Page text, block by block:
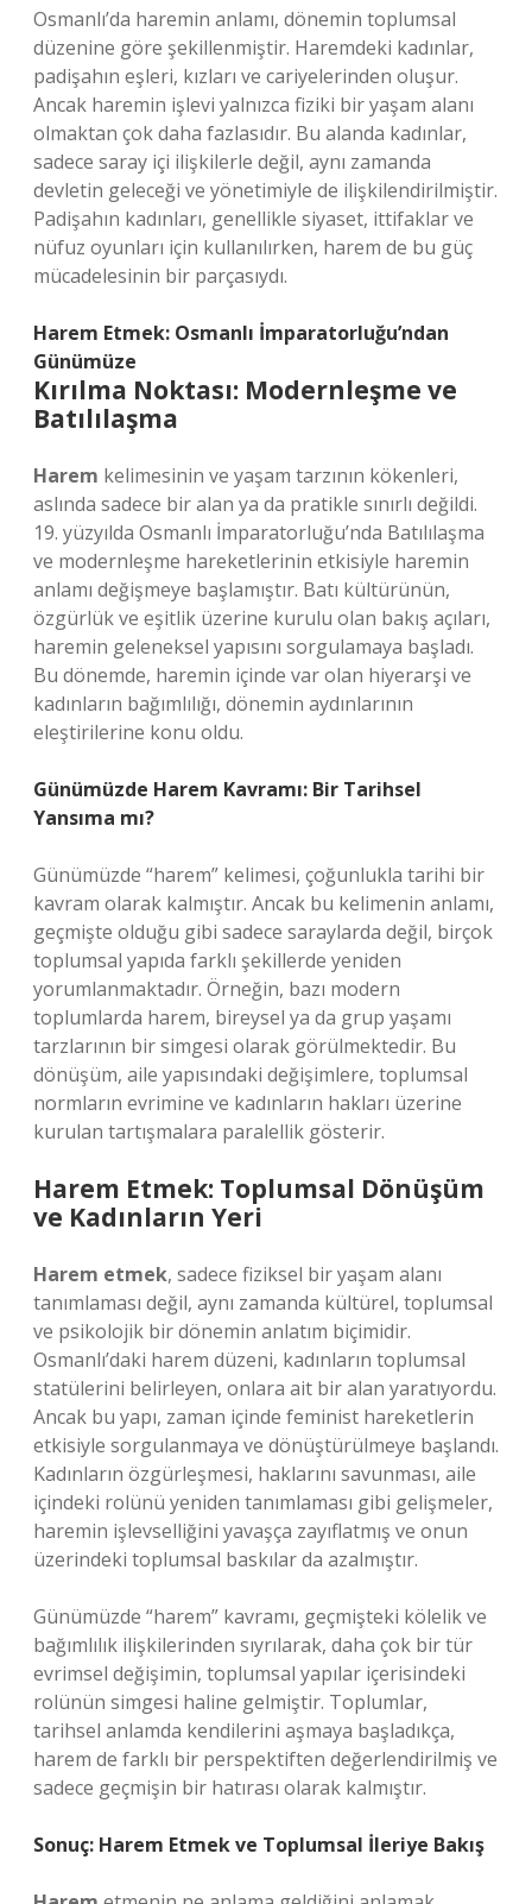
Osmanlı’da haremin anlamı, dönemin toplumsal
düzenine göre şekillenmiştir. Haremdeki kadınlar,
padişahın eşleri, kızları ve cariyelerinden oluşur.
Ancak haremin işlevi yalnızca fiziki bir yaşam alanı
olmaktan çok daha fazlasıdır. Bu alanda kadınlar,
sadece saray içi ilişkilerle değil, aynı zamanda
devletin geleceği ve yönetimiyle de ilişkilendirilmiştir.
Padişahın kadınları, genellikle siyaset, ittifaklar ve
nüfuz oyunları için kullanılırken, harem de bu güç
mücadelesinin bir parçasıydı.
Harem Etmek: Osmanlı İmparatorluğu’ndan
Günümüze
Kırılma Noktası: Modernleşme ve
Batılılaşma
Harem kelimesinin ve yaşam tarzının kökenleri,
aslında sadece bir alan ya da pratikle sınırlı değildi.
19. yüzyılda Osmanlı İmparatorluğu’nda Batılılaşma
ve modernleşme hareketlerinin etkisiyle haremin
anlamı değişmeye başlamıştır. Batı kültürünün,
özgürlük ve eşitlik üzerine kurulu olan bakış açıları,
haremin geleneksel yapısını sorgulamaya başladı.
Bu dönemde, haremin içinde var olan hiyerarşi ve
kadınların bağımlılığı, dönemin aydınlarının
eleştirilerine konu oldu.
Günümüzde Harem Kavramı: Bir Tarihsel
Yansıma mı?
Günümüzde “harem” kelimesi, çoğunlukla tarihi bir
kavram olarak kalmıştır. Ancak bu kelimenin anlamı,
geçmişte olduğu gibi sadece saraylarda değil, birçok
toplumsal yapıda farklı şekillerde yeniden
yorumlanmaktadır. Örneğin, bazı modern
toplumlarda harem, bireysel ya da grup yaşamı
tarzlarının bir simgesi olarak görülmektedir. Bu
dönüşüm, aile yapısındaki değişimlere, toplumsal
normların evrimine ve kadınların hakları üzerine
kurulan tartışmalara paralellik gösterir.
Harem Etmek: Toplumsal Dönüşüm
ve Kadınların Yeri
Harem etmek, sadece fiziksel bir yaşam alanı
tanımlaması değil, aynı zamanda kültürel, toplumsal
ve psikolojik bir dönemin anlatım biçimidir.
Osmanlı’daki harem düzeni, kadınların toplumsal
statülerini belirleyen, onlara ait bir alan yaratıyordu.
Ancak bu yapı, zaman içinde feminist hareketlerin
etkisiyle sorgulanmaya ve dönüştürülmeye başlandı.
Kadınların özgürleşmesi, haklarını savunması, aile
içindeki rolünü yeniden tanımlaması gibi gelişmeler,
haremin işlevselliğini yavaşça zayıflatmış ve onun
üzerindeki toplumsal baskılar da azalmıştır.
Günümüzde “harem” kavramı, geçmişteki kölelik ve
bağımlılık ilişkilerinden sıyrılarak, daha çok bir tür
evrimsel değişimin, toplumsal yapılar içerisindeki
rolünün simgesi haline gelmiştir. Toplumlar,
tarihsel anlamda kendilerini aşmaya başladıkça,
harem de farklı bir perspektiften değerlendirilmiş ve
sadece geçmişin bir hatırası olarak kalmıştır.
Sonuç: Harem Etmek ve Toplumsal İleriye Bakış